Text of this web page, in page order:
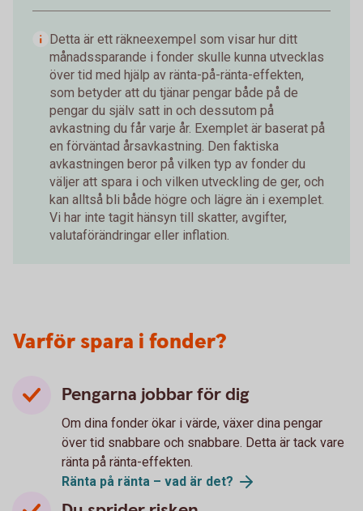
Detta är ett räkneexempel som visar hur ditt
månadssparande i fonder skulle kunna utvecklas
över tid med hjälp av ränta-på-ränta-effekten,
som betyder att du tjänar pengar både på de
pengar du själv satt in och dessutom på
avkastning du får varje år. Exemplet är baserat på
en förväntad årsavkastning. Den faktiska
avkastningen beror på vilken typ av fonder du
väljer att spara i och vilken utveckling de ger, och
kan alltså bli både högre och lägre än i exemplet.
Vi har inte tagit hänsyn till skatter, avgifter,
valutaförändringar eller inflation.
Varför spara i fonder?
Pengarna jobbar för dig
Om dina fonder ökar i värde, växer dina pengar
över tid snabbare och snabbare. Detta är tack vare
ränta på ränta-effekten.
Ränta på ränta – vad är det?